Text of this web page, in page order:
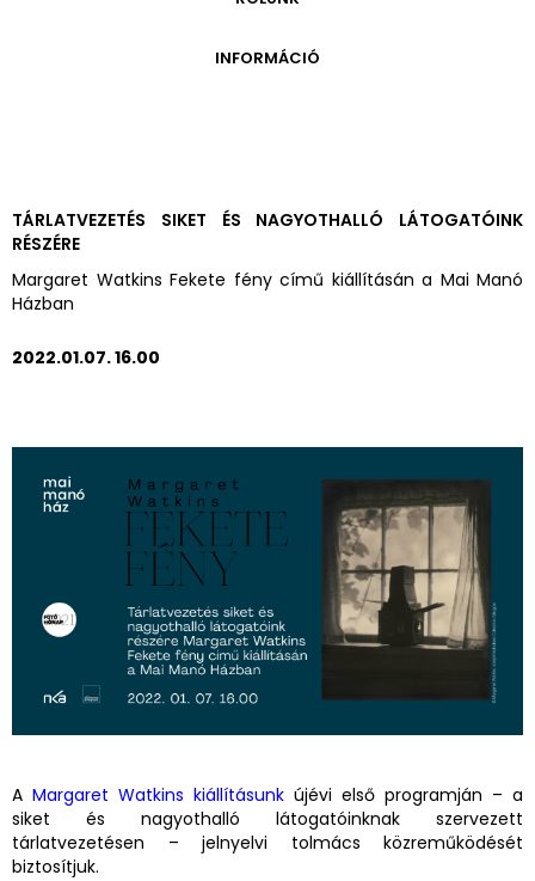
PÉCSI JÓZSEF - A NÉVADÓ
ARCHÍVUM 2014-2018
INFORMÁCIÓ
MEGKÖZELÍTÉS
TÁRLATVEZETÉS SIKET ÉS NAGYOTHALLÓ LÁTOGATÓINK
RÉSZÉRE
Margaret Watkins Fekete fény című kiállításán a Mai Manó
Házban
2022.01.07. 16.00
A Margaret Watkins kiállításunk újévi első programján – a
siket és nagyothalló látogatóinknak szervezett
tárlatvezetésen – jelnyelvi tolmács közreműködését
biztosítjuk.